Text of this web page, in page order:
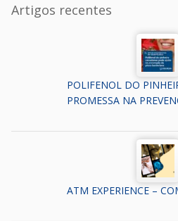
Artigos recentes
POLIFENOL DO
PROMESSA NA
ATM EXPERIENCE –